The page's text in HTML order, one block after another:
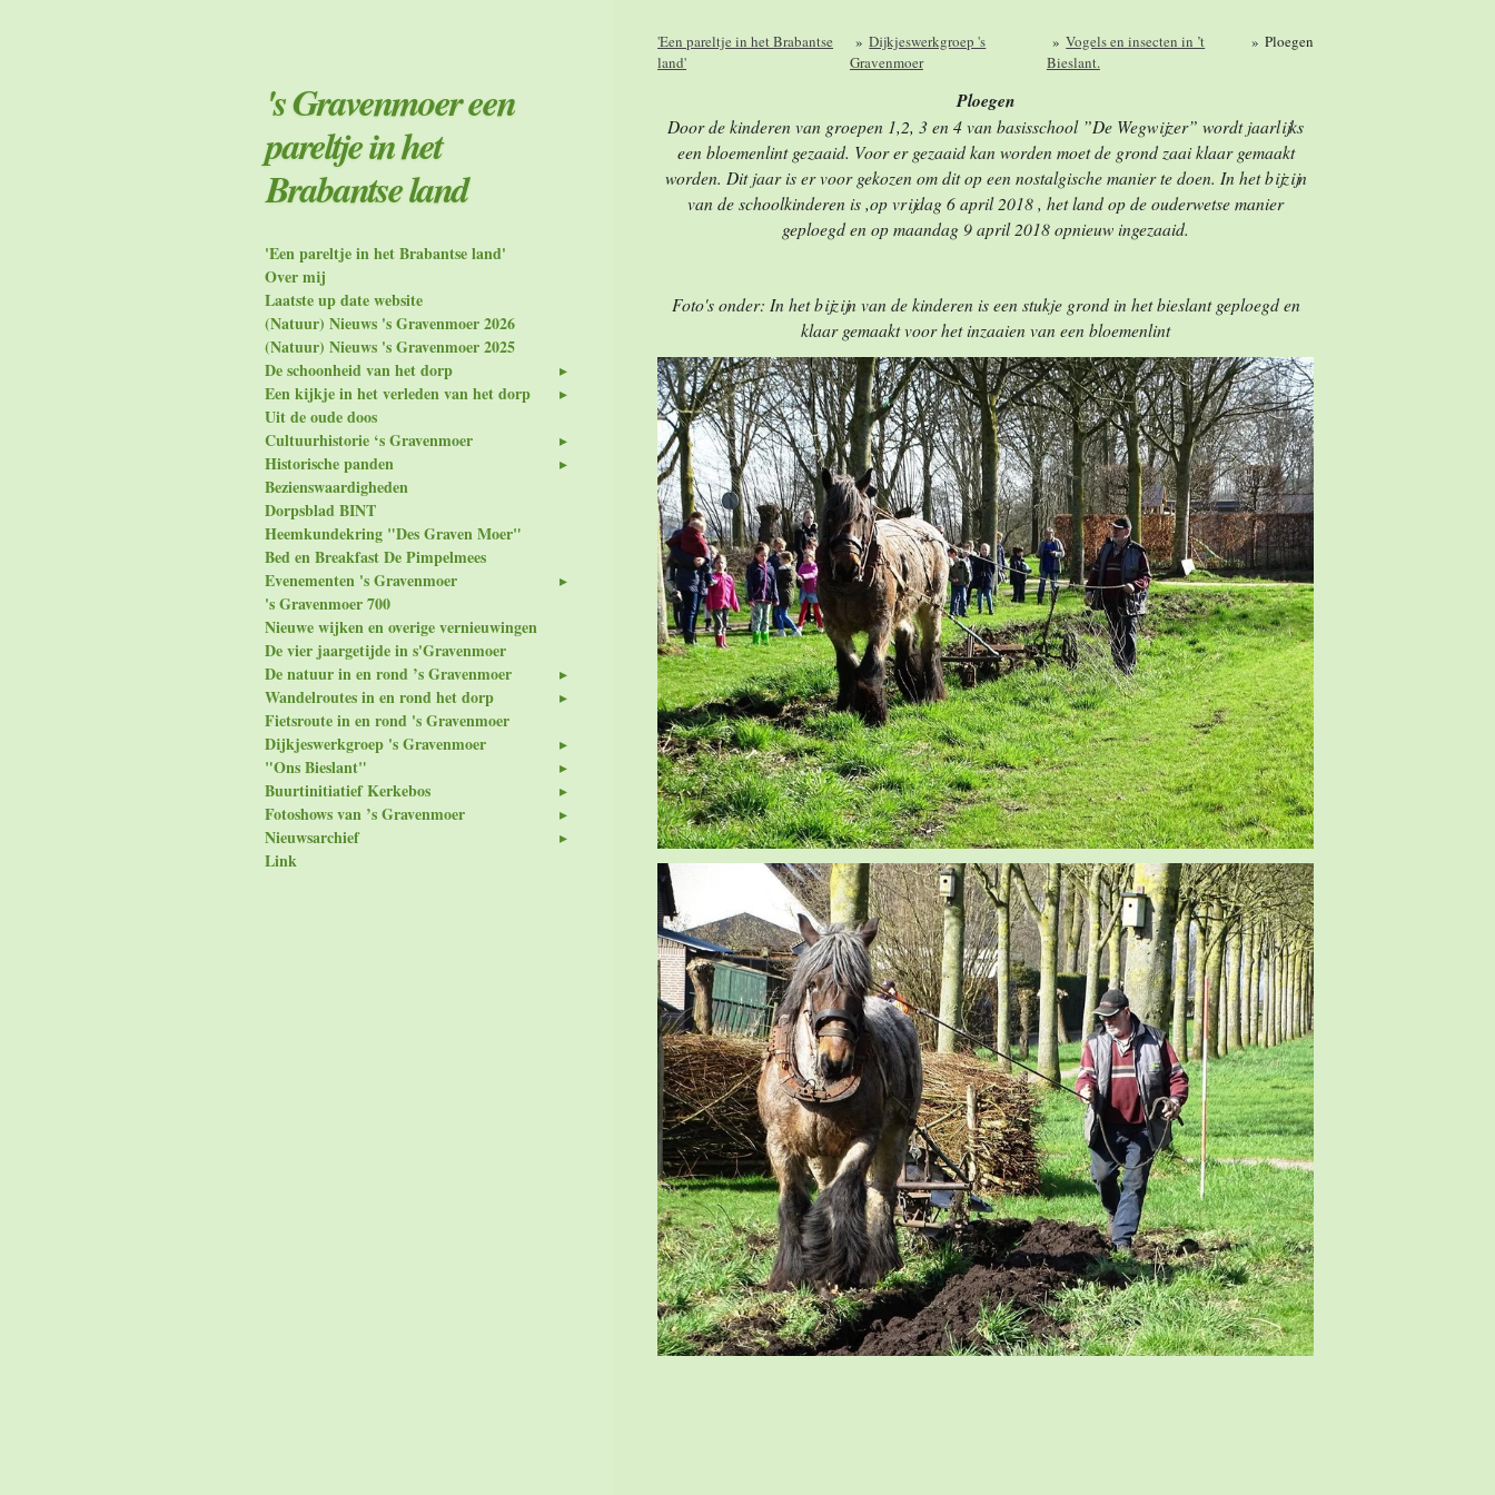
'Een pareltje in het Brabantse
land'
» Dijkjeswerkgroep 's
Gravenmoer
» Vogels en insecten in ’t
Bieslant.
» Ploegen
Ploegen
Door de kinderen van groepen 1,2, 3 en 4 van basisschool ”De Wegwijzer” wordt jaarlijks
een bloemenlint gezaaid. Voor er gezaaid kan worden moet de grond zaai klaar gemaakt
worden. Dit jaar is er voor gekozen om dit op een nostalgische manier te doen. In het bijzijn
van de schoolkinderen is ,op vrijdag 6 april 2018 , het land op de ouderwetse manier
geploegd en op maandag 9 april 2018 opnieuw ingezaaid.
Foto's onder: In het bijzijn van de kinderen is een stukje grond in het bieslant geploegd en
klaar gemaakt voor het inzaaien van een bloemenlint
's Gravenmoer een
pareltje in het
Brabantse land
'Een pareltje in het Brabantse land'
Over mij
Laatste up date website
(Natuur) Nieuws 's Gravenmoer 2026
(Natuur) Nieuws 's Gravenmoer 2025
De schoonheid van het dorp
Een kijkje in het verleden van het dorp
Uit de oude doos
Cultuurhistorie ‘s Gravenmoer
Historische panden
Bezienswaardigheden
Dorpsblad BINT
Heemkundekring "Des Graven Moer"
Bed en Breakfast De Pimpelmees
Evenementen 's Gravenmoer
's Gravenmoer 700
Nieuwe wijken en overige vernieuwingen
De vier jaargetijde in s'Gravenmoer
De natuur in en rond ’s Gravenmoer
Wandelroutes in en rond het dorp
Fietsroute in en rond 's Gravenmoer
Dijkjeswerkgroep 's Gravenmoer
"Ons Bieslant"
Buurtinitiatief Kerkebos
Fotoshows van ’s Gravenmoer
Nieuwsarchief
Link